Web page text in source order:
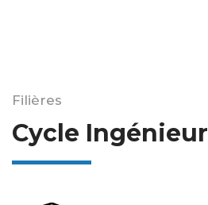
Filières
Cycle Ingénieur